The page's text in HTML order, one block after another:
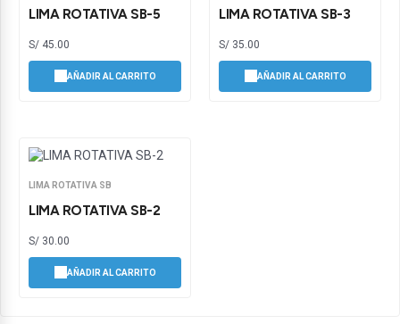
LIMA ROTATIVA SB-5
S/ 45.00
AÑADIR AL CARRITO
LIMA ROTATIVA SB-3
S/ 35.00
AÑADIR AL CARRITO
LIMA ROTATIVA SB
LIMA ROTATIVA SB-2
S/ 30.00
AÑADIR AL CARRITO